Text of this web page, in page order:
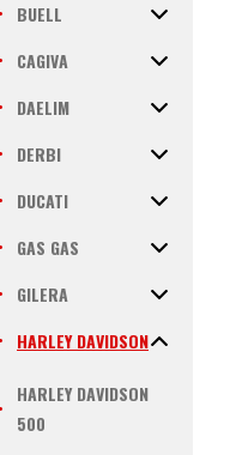
BUELL
CAGIVA
DAELIM
DERBI
DUCATI
GAS GAS
GILERA
HARLEY DAVIDSON
HARLEY DAVIDSON
500